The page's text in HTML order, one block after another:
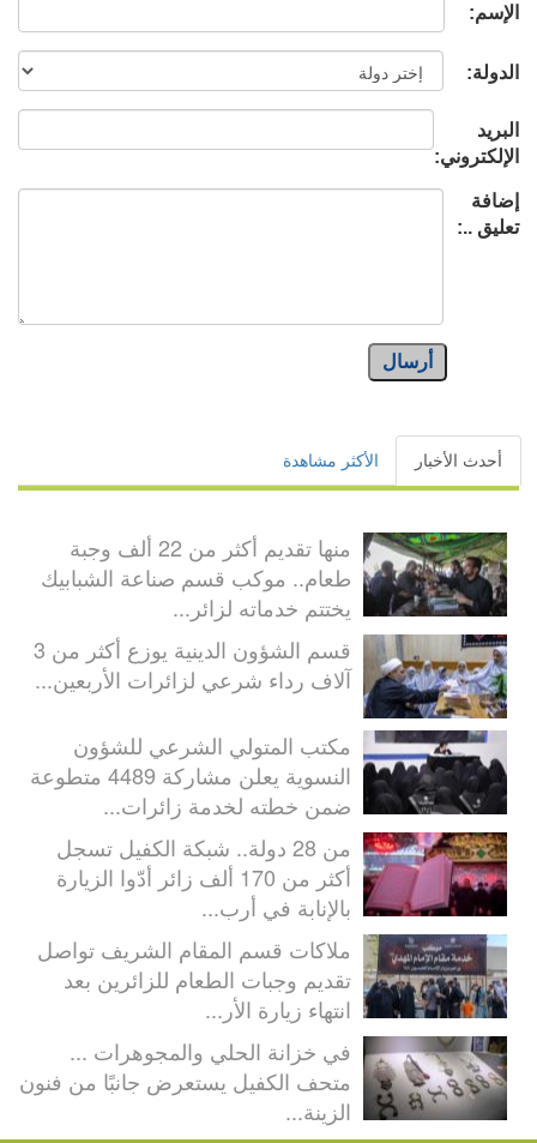
الإسم:
الدولة:
البريد
الإلكتروني:
إضافة
تعليق ..:
أرسال
أحدث الأخبار الأكثر مشاهدة
منها تقديم أكثر من 22 ألف وجبة
طعام.. موكب قسم صناعة الشبابيك
يختتم خدماته لزائر...
قسم الشؤون الدينية يوزع أكثر من 3
آلاف رداء شرعي لزائرات الأربعين...
مكتب المتولي الشرعي للشؤون
النسوية يعلن مشاركة 4489 متطوعة
ضمن خطته لخدمة زائرات...
من 28 دولة.. شبكة الكفيل تسجل
أكثر من 170 ألف زائر أدّوا الزيارة
بالإنابة في أرب...
ملاكات قسم المقام الشريف تواصل
تقديم وجبات الطعام للزائرين بعد
انتهاء زيارة الأر...
في خزانة الحلي والمجوهرات ...
متحف الكفيل يستعرض جانبًا من فنون
الزينة...